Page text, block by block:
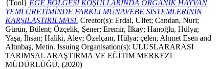
{Tool} EGE BÖLGESİ KOŞULLARINDA ORGANİK HAYVAN
YEMİ ÜRETİMİNDE FARKLI MÜNAVEBE SİSTEMLERİNİN
KARŞILAŞTIRILMASI. Creator(s): Erdal, Ulfet; Candan, Nuri;
Gürün, Bülent; Özçelik, Şener; Eremir, İlkay; Hanoğlu, Hülya;
Yaşa, İhsan; Haliki, Alev; Özelçam, Hülya; çelen, Ahmet Esen and
Altınbaş, Metin. Issuing Organisation(s): ULUSLARARASI
TARIMSAL ARAŞTIRMA VE EĞİTİM MERKEZİ
MÜDÜRLÜĞÜ. (2020)